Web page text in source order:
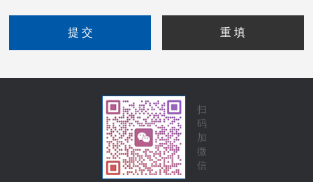
扫
码
加
微
信